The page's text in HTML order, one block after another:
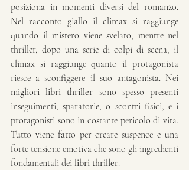
posiziona in momenti diversi del romanzo.
Nel racconto giallo il climax si raggiunge
quando il mistero viene svelato, mentre nel
thriller, dopo una serie di colpi di scena, il
climax si raggiunge quanto il protagonista
migliori libri thriller sono spesso presenti
inseguimenti, sparatorie, o scontri fisici, e i
protagonisti sono in costante pericolo di vita.
Tutto viene fatto per creare suspence e una
forte tensione emotiva che sono gli ingredienti
fondamentali dei libri thriller.